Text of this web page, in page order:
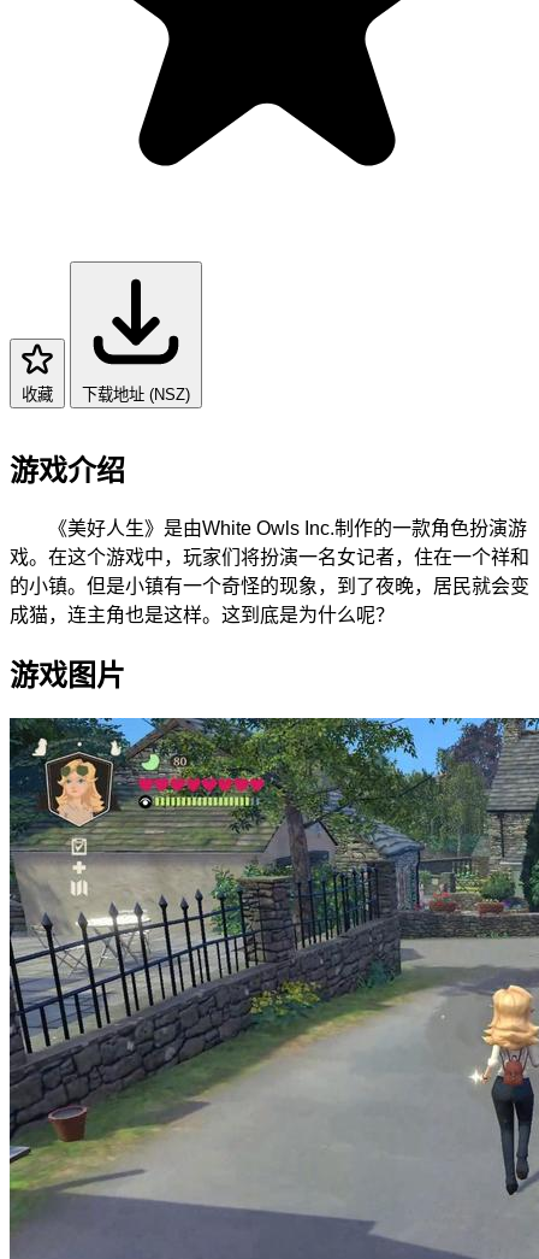
收藏 下载地址 (NSZ)
游戏介绍
《美好人生》是由White Owls Inc.制作的一款角色扮演游
戏。在这个游戏中，玩家们将扮演一名女记者，住在一个祥和
的小镇。但是小镇有一个奇怪的现象，到了夜晚，居民就会变
成猫，连主角也是这样。这到底是为什么呢？
游戏图片